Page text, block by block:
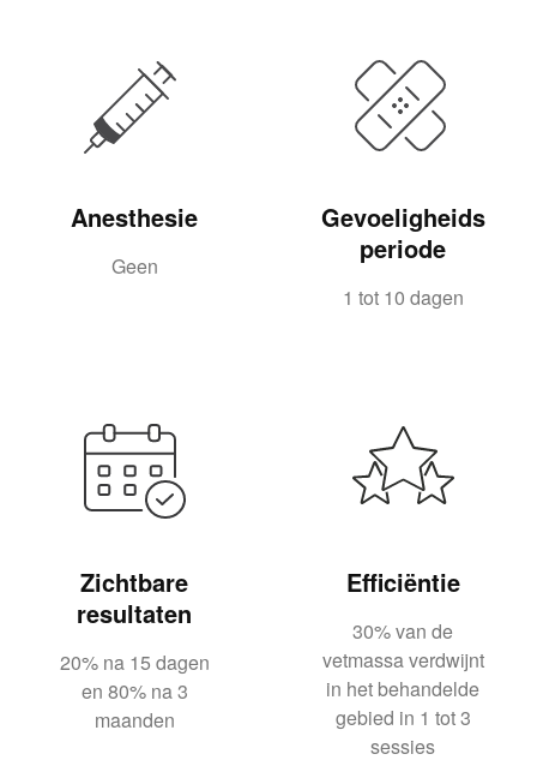
Anesthesie
Geen
Gevoeligheids
periode
1 tot 10 dagen
Zichtbare
resultaten
20% na 15 dagen
en 80% na 3
maanden
Efficiëntie
30% van de
vetmassa verdwijnt
in het behandelde
gebied in 1 tot 3
sessies